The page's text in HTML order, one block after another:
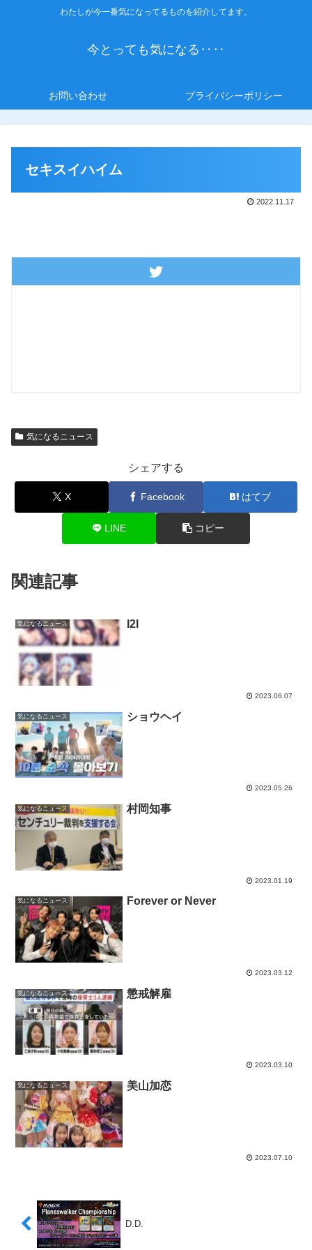
わたしが今一番気になってるものを紹介してます。
今とっても気になる‥‥
お問い合わせ プライバシーポリシー
セキスイハイム
2022.11.17
気になるニュース
シェアする
X Facebook はてブ
LINE コピー
関連記事
気になるニュース I2I
2023.06.07
気になるニュース ショウヘイ
2023.05.26
気になるニュース 村岡知事
2023.01.19
気になるニュース Forever or Never
2023.03.12
気になるニュース 懲戒解雇
2023.03.10
気になるニュース 美山加恋
2023.07.10
D.D.